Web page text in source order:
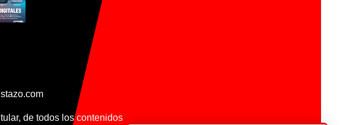
de todos los contenidos